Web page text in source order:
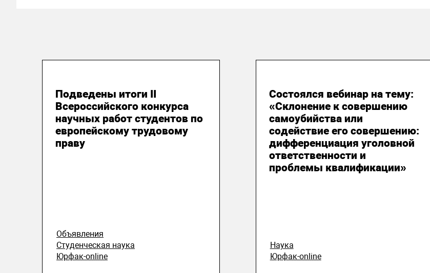
Подведены итоги II
Всероссийского конкурса
научных работ студентов по
европейскому трудовому
праву
Объявления
Студенческая наука
Юрфак-online
Состоялся вебинар на тему:
«Склонение к совершению
самоубийства или
содействие его совершению:
дифференциация уголовной
ответственности и
проблемы квалификации»
Наука
Юрфак-online